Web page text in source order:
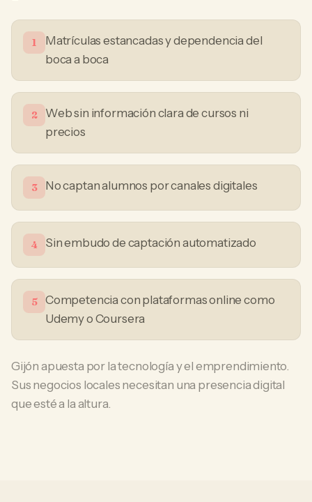
1
Matrículas estancadas y dependencia del
boca a boca
2
Web sin información clara de cursos ni
precios
3 No captan alumnos por canales digitales
4 Sin embudo de captación automatizado
5
Competencia con plataformas online como
Udemy o Coursera
Gijón apuesta por la tecnología y el emprendimiento.
Sus negocios locales necesitan una presencia digital
que esté a la altura.